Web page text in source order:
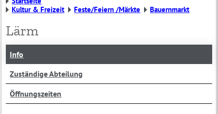
Kultur & Freizeit
Feste/Feiern /Märkte Bauernmarkt
Lärm
Info
Zuständige Abteilung
Öffnungszeiten